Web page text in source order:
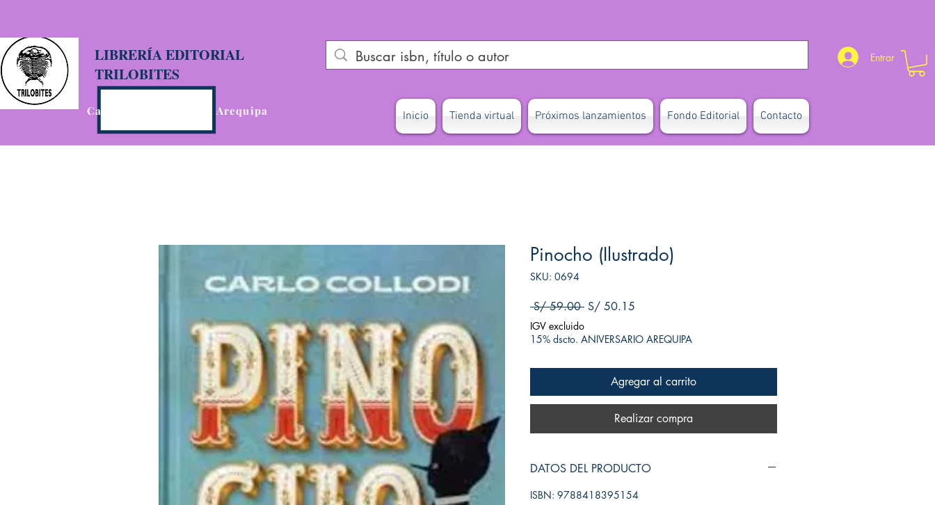
LIBRERÍA EDITORIAL
TRILOBITES
Calle San Agustín 201, Arequipa
Entrar
Inicio Tienda virtual Próximos lanzamientos Fondo Editorial Contacto
Pinocho (Ilustrado)
SKU: 0694
S/ 59.00 Precio
S/ 50.15
IGV excluido
15% dscto. ANIVERSARIO AREQUIPA
Agregar al carrito
Realizar compra
DATOS DEL PRODUCTO
ISBN: 9788418395154